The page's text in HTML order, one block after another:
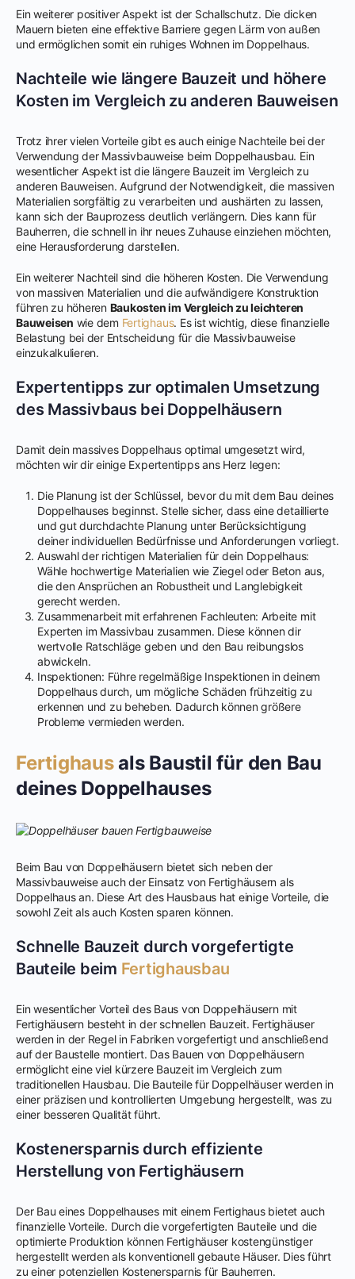
Ein weiterer positiver Aspekt ist der Schallschutz. Die dicken
Mauern bieten eine effektive Barriere gegen Lärm von außen
und ermöglichen somit ein ruhiges Wohnen im Doppelhaus.
Nachteile wie längere Bauzeit und höhere
Kosten im Vergleich zu anderen Bauweisen
Trotz ihrer vielen Vorteile gibt es auch einige Nachteile bei der
Verwendung der Massivbauweise beim Doppelhausbau. Ein
wesentlicher Aspekt ist die längere Bauzeit im Vergleich zu
anderen Bauweisen. Aufgrund der Notwendigkeit, die massiven
Materialien sorgfältig zu verarbeiten und aushärten zu lassen,
kann sich der Bauprozess deutlich verlängern. Dies kann für
Bauherren, die schnell in ihr neues Zuhause einziehen möchten,
eine Herausforderung darstellen.
Ein weiterer Nachteil sind die höheren Kosten. Die Verwendung
von massiven Materialien und die aufwändigere Konstruktion
führen zu höheren Baukosten im Vergleich zu leichteren
Bauweisen wie dem Fertighaus. Es ist wichtig, diese finanzielle
Belastung bei der Entscheidung für die Massivbauweise
einzukalkulieren.
Expertentipps zur optimalen Umsetzung
des Massivbaus bei Doppelhäusern
Damit dein massives Doppelhaus optimal umgesetzt wird,
möchten wir dir einige Expertentipps ans Herz legen:
Die Planung ist der Schlüssel, bevor du mit dem Bau deines
Doppelhauses beginnst. Stelle sicher, dass eine detaillierte
und gut durchdachte Planung unter Berücksichtigung
deiner individuellen Bedürfnisse und Anforderungen vorliegt.
Auswahl der richtigen Materialien für dein Doppelhaus:
Wähle hochwertige Materialien wie Ziegel oder Beton aus,
die den Ansprüchen an Robustheit und Langlebigkeit
gerecht werden.
Zusammenarbeit mit erfahrenen Fachleuten: Arbeite mit
Experten im Massivbau zusammen. Diese können dir
wertvolle Ratschläge geben und den Bau reibungslos
abwickeln.
Inspektionen: Führe regelmäßige Inspektionen in deinem
Doppelhaus durch, um mögliche Schäden frühzeitig zu
erkennen und zu beheben. Dadurch können größere
Probleme vermieden werden.
Fertighausals Baustil für den Bau
deines Doppelhauses
Beim Bau von Doppelhäusern bietet sich neben der
Massivbauweise auch der Einsatz von Fertighäusern als
Doppelhaus an. Diese Art des Hausbaus hat einige Vorteile, die
sowohl Zeit als auch Kosten sparen können.
Schnelle Bauzeit durch vorgefertigte
Bauteile beim Fertighausbau
Ein wesentlicher Vorteil des Baus von Doppelhäusern mit
Fertighäusern besteht in der schnellen Bauzeit. Fertighäuser
werden in der Regel in Fabriken vorgefertigt und anschließend
auf der Baustelle montiert. Das Bauen von Doppelhäusern
ermöglicht eine viel kürzere Bauzeit im Vergleich zum
traditionellen Hausbau. Die Bauteile für Doppelhäuser werden in
einer präzisen und kontrollierten Umgebung hergestellt, was zu
einer besseren Qualität führt.
Kostenersparnis durch effiziente
Herstellung von Fertighäusern
Der Bau eines Doppelhauses mit einem Fertighaus bietet auch
finanzielle Vorteile. Durch die vorgefertigten Bauteile und die
optimierte Produktion können Fertighäuser kostengünstiger
hergestellt werden als konventionell gebaute Häuser. Dies führt
zu einer potenziellen Kostenersparnis für Bauherren.